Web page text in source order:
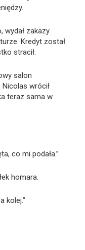
wydał zakazy
Kredyt został
stracił.
salon
wrócił
teraz sama w
co mi podała.”
homara.
kolej.”